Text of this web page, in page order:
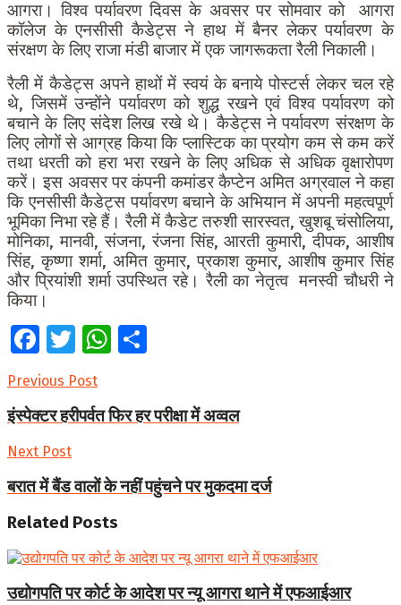
आगरा। विश्व पर्यावरण दिवस के अवसर पर सोमवार को आगरा
कॉलेज के एनसीसी कैडेट्स ने हाथ में बैनर लेकर पर्यावरण के
संरक्षण के लिए राजा मंडी बाजार में एक जागरूकता रैली निकाली।
रैली में कैडेट्स अपने हाथों में स्वयं के बनाये पोस्टर्स लेकर चल रहे
थे, जिसमें उन्होंने पर्यावरण को शुद्ध रखने एवं विश्व पर्यावरण को
बचाने के लिए संदेश लिख रखे थे। कैडेट्स ने पर्यावरण संरक्षण के
लिए लोगों से आग्रह किया कि प्लास्टिक का प्रयोग कम से कम करें
तथा धरती को हरा भरा रखने के लिए अधिक से अधिक वृक्षारोपण
करें।इस अवसर पर कंपनी कमांडर कैप्टेन अमित अग्रवाल ने कहा
कि एनसीसी कैडेट्स पर्यावरण बचाने के अभियान में अपनी महत्वपूर्ण
भूमिका निभा रहे हैं।रैली में कैडेट तरुशी सारस्वत, खुशबू चंसोलिया,
मोनिका, मानवी, संजना, रंजना सिंह, आरती कुमारी, दीपक, आशीष
सिंह, कृष्णा शर्मा, अमित कुमार, प्रकाश कुमार, आशीष कुमार सिंह
और प्रियांशी शर्मा उपस्थित रहे। रैली का नेतृत्व मनस्वी चौधरी ने
किया।
Facebook
TwitterWhatsApp
Previous Post
इंस्पेक्टर हरीपर्वत फिर हर परीक्षा में अव्वल
Next Post
बरात में बैंड वालों के नहीं पहुंचने पर मुकदमा दर्ज
Related Posts
उद्योगपति पर कोर्ट के आदेश पर न्यू आगरा थाने में एफआईआर